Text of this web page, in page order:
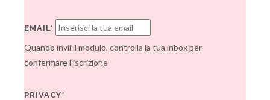
EMAIL*
Quando invii il modulo, controlla la tua inbox per
confermare l'iscrizione
PRIVACY*